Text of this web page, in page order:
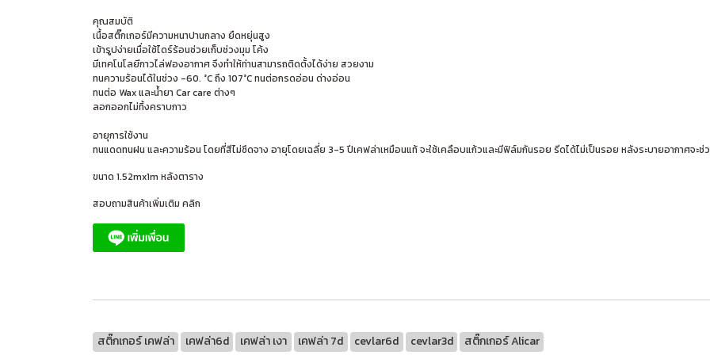
คุณสมบัติ
เนื้อสติ๊กเกอร์มีความหนาปานกลาง ยืดหยุ่นสูง
เข้ารูปง่ายเมื่อใช้ไดร์ร้อนช่วยเก็บช่วงมุม โค้ง
มีเทคโนโลยีกาวไล่ฟองอากาศ จึงทำให้ท่านสามารถติดตั้งได้ง่าย สวยงาม
ทนความร้อนได้ในช่วง -60. °C ถึง 107°C ทนต่อกรดอ่อน ด่างอ่อน
ทนต่อ Wax และน้ำยา Car care ต่างๆ
ลอกออกไม่ทิ้งคราบกาว
อายุการใช้งาน
ทนแดดทนฝน และความร้อน โดยที่สีไม่ซึดจาง อายุโดยเฉลี่ย 3-5 ปีเคฟล่าเหมือนแท้ จะใช้เคลือบแก้วและมีฟิล์มกันรอย รีดได้ไม่เป็นรอย หลังระบายอากาศจะช่
ขนาด 1.52mx1m หลังตาราง
สอบถามสินค้าเพิ่มเติม คลิก
สติ๊กเกอร์ เคฟล่า เคฟล่า6d เคฟล่า เงา เคฟล่า 7d cevlar6d cevlar3d สติ๊กเกอร์ Alicar